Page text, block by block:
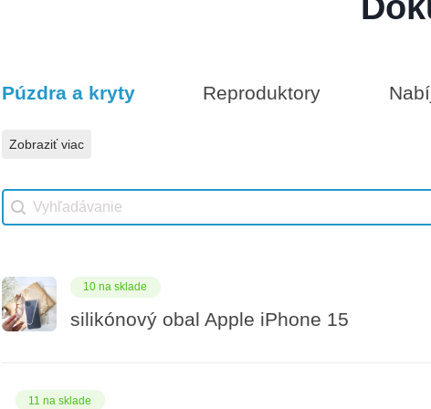
8 na sklade
Vhodné príslušenstvo
Púzdra a kryty Reproduktory
Zobraziť viac
Vhodné príslušenstvo search
Search content
10 na sklade
silikónový obal Apple iPhone 15
11 na sklade